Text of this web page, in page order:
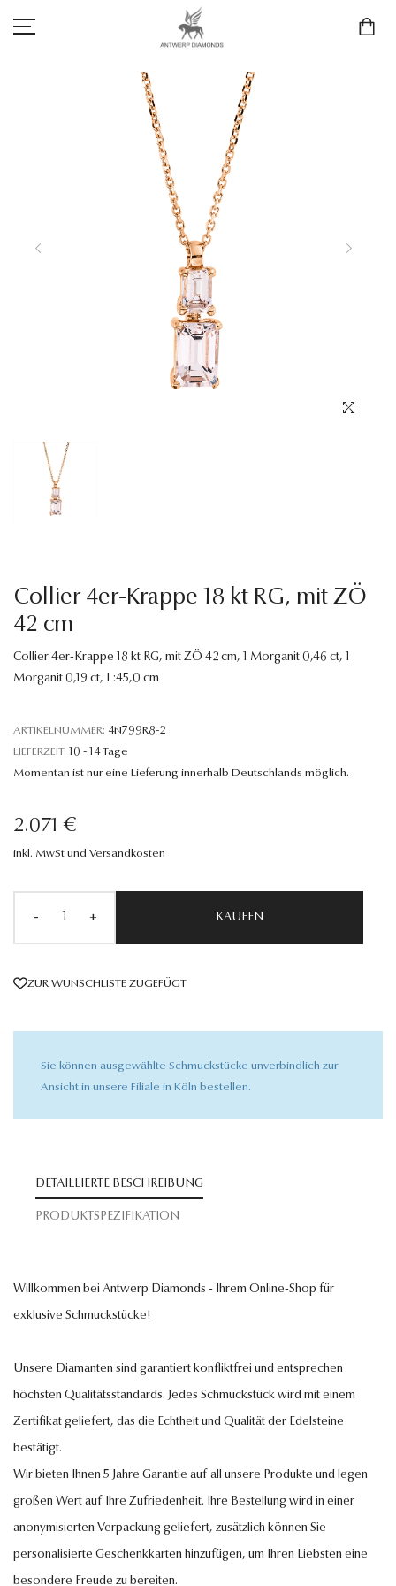
ANTWERP DIAMONDS LUXURY COLLECTION
3D TRAURINGKONFIGURATION
Collier 4er-Krappe 18 kt RG, mit ZÖ
42 cm
Collier 4er-Krappe 18 kt RG, mit ZÖ 42 cm, 1 Morganit 0,46 ct, 1
Morganit 0,19 ct, L:45,0 cm
ARTIKELNUMMER: 4N799R8-2
LIEFERZEIT: 10 - 14 Tage
Momentan ist nur eine Lieferung innerhalb Deutschlands möglich.
2.071 €
inkl. MwSt und Versandkosten
- + KAUFEN
ZUR WUNSCHLISTE ZUGEFÜGT
Sie können ausgewählte Schmuckstücke unverbindlich zur
Ansicht in unsere Filiale in Köln bestellen.
DETAILLIERTE BESCHREIBUNG
PRODUKTSPEZIFIKATION
Willkommen bei Antwerp Diamonds - Ihrem Online-Shop für
exklusive Schmuckstücke!
Unsere Diamanten sind garantiert konfliktfrei und entsprechen
höchsten Qualitätsstandards. Jedes Schmuckstück wird mit einem
Zertifikat geliefert, das die Echtheit und Qualität der Edelsteine
bestätigt.
Wir bieten Ihnen 5 Jahre Garantie auf all unsere Produkte und legen
großen Wert auf Ihre Zufriedenheit. Ihre Bestellung wird in einer
anonymisierten Verpackung geliefert, zusätzlich können Sie
personalisierte Geschenkkarten hinzufügen, um Ihren Liebsten eine
besondere Freude zu bereiten.